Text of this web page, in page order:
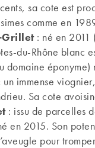
sa cote est
comme en
Grillet : né en 2011
du-Rhône blanc
immense
Sa cote
: issu de parcelles
en 2015. Son
pour